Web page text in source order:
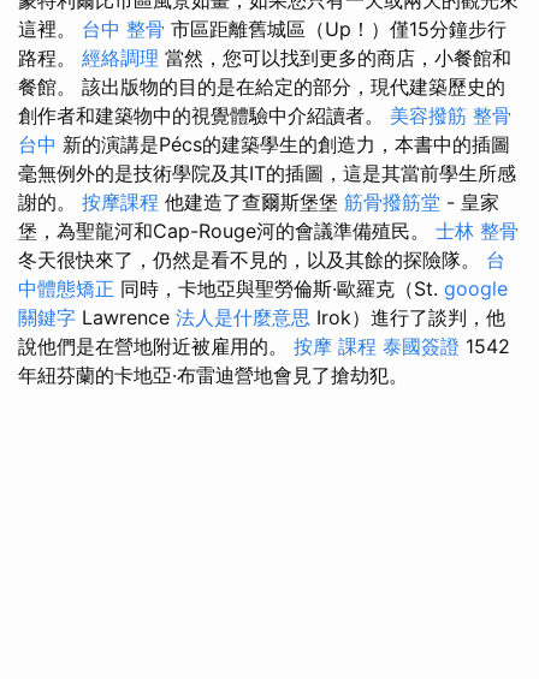
這裡。 台中 整骨 市區距離舊城區（Up！）僅15分鐘步行
路程。 經絡調理 當然，您可以找到更多的商店，小餐館和
餐館。 該出版物的目的是在給定的部分，現代建築歷史的
創作者和建築物中的視覺體驗中介紹讀者。 美容撥筋 整骨
台中 新的演講是Pécs的建築學生的創造力，本書中的插圖
毫無例外的是技術學院及其IT的插圖，這是其當前學生所感
謝的。 按摩課程 他建造了查爾斯堡堡 筋骨撥筋堂 - 皇家
堡，為聖龍河和Cap-Rouge河的會議準備殖民。 士林 整骨
冬天很快來了，仍然是看不見的，以及其餘的探險隊。 台
中體態矯正 同時，卡地亞與聖勞倫斯·歐羅克（St. google
關鍵字 Lawrence 法人是什麼意思 Irok）進行了談判，他
說他們是在營地附近被雇用的。 按摩 課程 泰國簽證 1542
年紐芬蘭的卡地亞·布雷迪營地會見了搶劫犯。